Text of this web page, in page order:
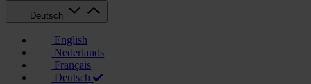
Deutsch
English
Nederlands
Français
Deutsch